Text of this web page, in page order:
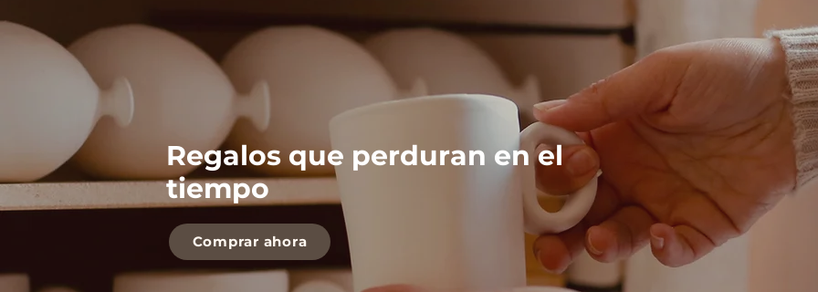
Regalos que perduran en el
tiempo
Comprar ahora